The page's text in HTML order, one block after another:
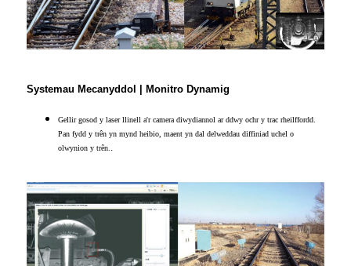
Systemau Mecanyddol | Monitro Dynamig
Gellir gosod y laser llinell a'r camera diwydiannol ar ddwy ochr y trac rheilffordd.
Pan fydd y trên yn mynd heibio, maent yn dal delweddau diffiniad uchel o
olwynion y trên. .